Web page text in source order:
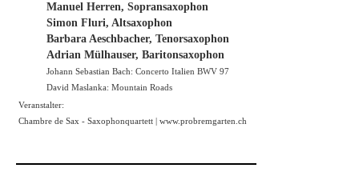
Manuel Herren, Sopransaxophon
Simon Fluri, Altsaxophon
Barbara Aeschbacher, Tenorsaxophon
Adrian Mülhauser, Baritonsaxophon
Johann Sebastian Bach: Concerto Italien BWV 97
David Maslanka: Mountain Roads
Veranstalter:
Chambre de Sax - Saxophonquartett | www.probremgarten.ch